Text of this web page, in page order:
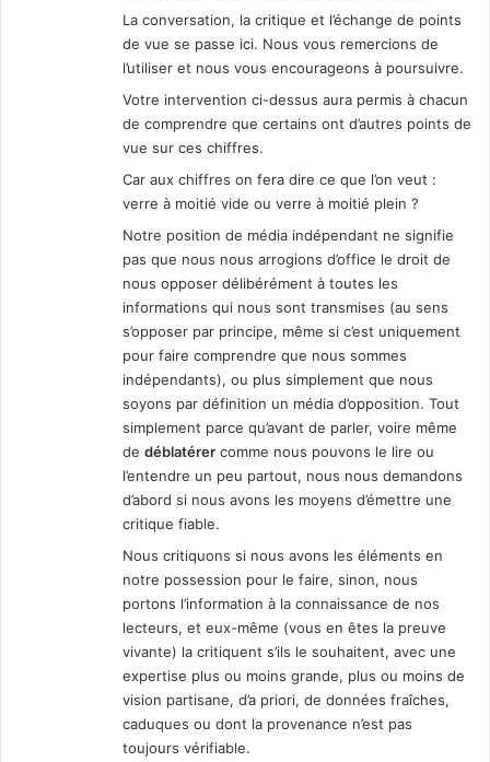
La conversation, la critique et l’échange de points
de vue se passe ici. Nous vous remercions de
l’utiliser et nous vous encourageons à poursuivre.
Votre intervention ci-dessus aura permis à chacun
de comprendre que certains ont d’autres points de
vue sur ces chiffres.
Car aux chiffres on fera dire ce que l’on veut :
verre à moitié vide ou verre à moitié plein ?
Notre position de média indépendant ne signifie
pas que nous nous arrogions d’office le droit de
nous opposer délibérément à toutes les
informations qui nous sont transmises (au sens
s’opposer par principe, même si c’est uniquement
pour faire comprendre que nous sommes
indépendants), ou plus simplement que nous
soyons par définition un média d’opposition. Tout
simplement parce qu’avant de parler, voire même
de déblatérer comme nous pouvons le lire ou
l’entendre un peu partout, nous nous demandons
d’abord si nous avons les moyens d’émettre une
critique fiable.
Nous critiquons si nous avons les éléments en
notre possession pour le faire, sinon, nous
portons l’information à la connaissance de nos
lecteurs, et eux-même (vous en êtes la preuve
vivante) la critiquent s’ils le souhaitent, avec une
expertise plus ou moins grande, plus ou moins de
vision partisane, d’a priori, de données fraîches,
caduques ou dont la provenance n’est pas
toujours vérifiable.